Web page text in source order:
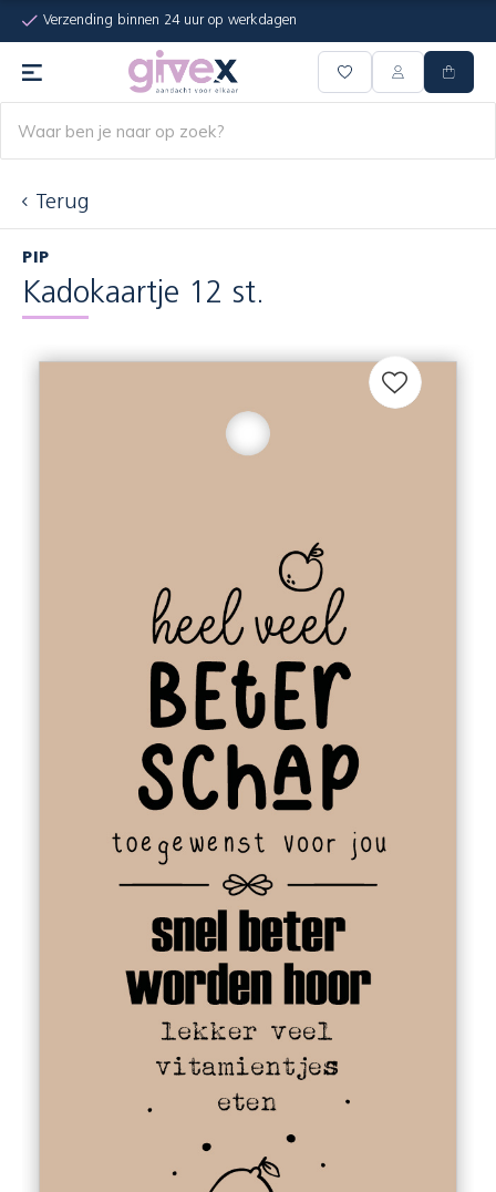
Verzending binnen 24 uur op werkdagen
Terug
PIP
Kadokaartje 12 st.